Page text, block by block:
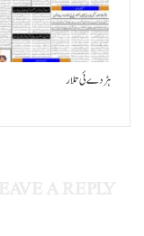
ہڑدے ئی تلار